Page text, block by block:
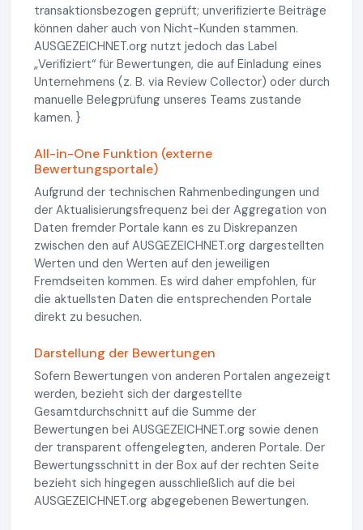
transaktionsbezogen geprüft; unverifizierte Beiträge
können daher auch von Nicht-Kunden stammen.
AUSGEZEICHNET.org nutzt jedoch das Label
„Verifiziert“ für Bewertungen, die auf Einladung eines
Unternehmens (z. B. via Review Collector) oder durch
manuelle Belegprüfung unseres Teams zustande
kamen. }
All-in-One Funktion (externe
Bewertungsportale)
Aufgrund der technischen Rahmenbedingungen und
der Aktualisierungsfrequenz bei der Aggregation von
Daten fremder Portale kann es zu Diskrepanzen
zwischen den auf AUSGEZEICHNET.org dargestellten
Werten und den Werten auf den jeweiligen
Fremdseiten kommen. Es wird daher empfohlen, für
die aktuellsten Daten die entsprechenden Portale
direkt zu besuchen.
Darstellung der Bewertungen
Sofern Bewertungen von anderen Portalen angezeigt
werden, bezieht sich der dargestellte
Gesamtdurchschnitt auf die Summe der
Bewertungen bei AUSGEZEICHNET.org sowie denen
der transparent offengelegten, anderen Portale. Der
Bewertungsschnitt in der Box auf der rechten Seite
bezieht sich hingegen ausschließlich auf die bei
AUSGEZEICHNET.org abgegebenen Bewertungen.